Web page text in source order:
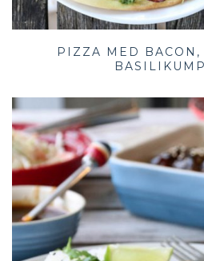
PIZZA MED BACON,